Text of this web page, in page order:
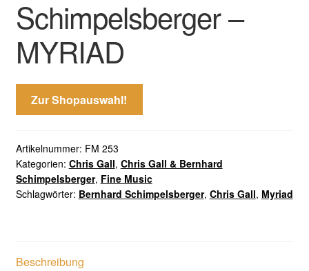
Schimpelsberger –
MYRIAD
Zur Shopauswahl!
Artikelnummer: FM 253
Kategorien: Chris Gall, Chris Gall & Bernhard
Schimpelsberger, Fine Music
Schlagwörter: Bernhard Schimpelsberger, Chris Gall, Myriad
Beschreibung